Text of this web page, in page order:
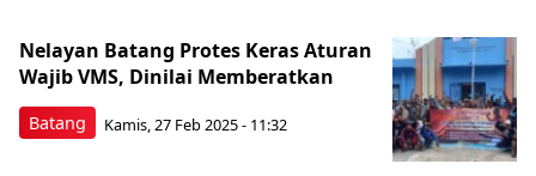
Batang
Nelayan Batang Protes Keras Aturan
Wajib VMS, Dinilai Memberatkan
Kamis, 27 Feb 2025 - 11:32